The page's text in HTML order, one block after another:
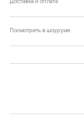
Доставка и оплата
Посмотреть в шоуруме